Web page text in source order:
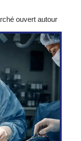
ouvert autour